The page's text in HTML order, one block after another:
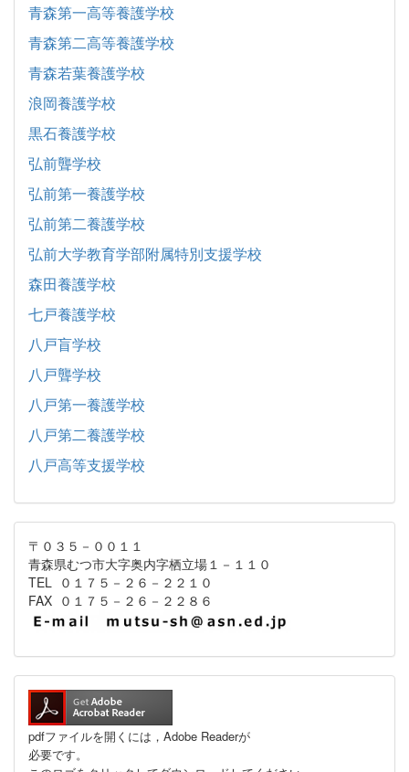
青森第一高等養護学校
青森第二高等養護学校
青森若葉養護学校
浪岡養護学校
黒石養護学校
弘前聾学校
弘前第一養護学校
弘前第二養護学校
弘前大学教育学部附属特別支援学校
森田養護学校
七戸養護学校
八戸盲学校
八戸聾学校
八戸第一養護学校
八戸第二養護学校
八戸高等支援学校
〒０３５－００１１
青森県むつ市大字奥内字栖立場１－１１０
TEL ０１７５－２６－２２１０
FAX ０１７５－２６－２２８６
pdfファイルを開くには，Adobe Readerが
必要です。